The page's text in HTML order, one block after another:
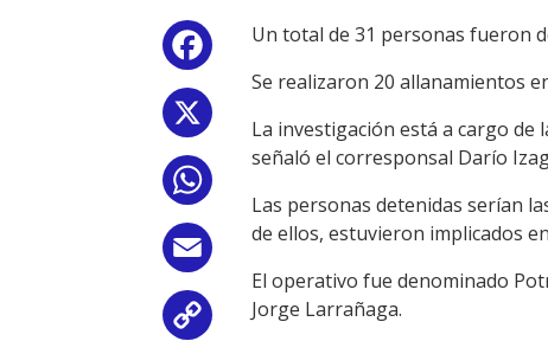
Facebook
Copy
Un total de 31 personas fueron
Se realizaron 20 allanamientos
La investigación está a cargo de
señaló el corresponsal Darío
Las personas detenidas serían
de ellos, estuvieron implicados
El operativo fue denominado
Jorge Larrañaga.